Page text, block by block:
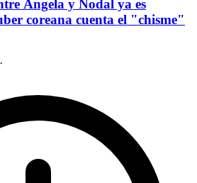
Ángela y Nodal ya es
coreana cuenta el "chisme"
·